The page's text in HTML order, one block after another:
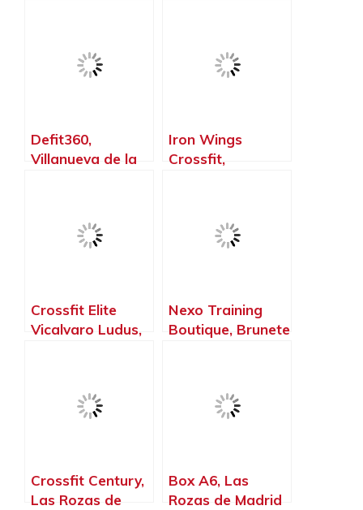
Defit360,
Villanueva de la
Iron Wings
Crossfit,
Crossfit Elite
Vicalvaro Ludus,
Nexo Training
Boutique, Brunete
Crossfit Century,
Las Rozas de
Box A6, Las
Rozas de Madrid